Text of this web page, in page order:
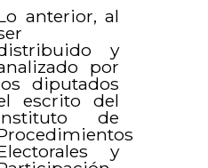
anterior, al
y
por
diputados
escrito del
de
y